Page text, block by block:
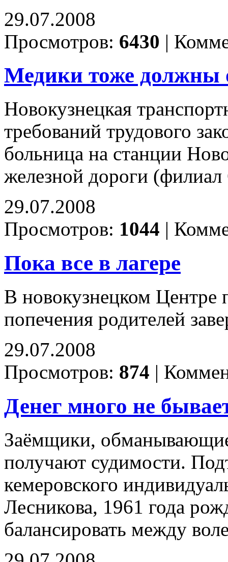
29.07.2008
Просмотров: 6430 |
Медики тоже должны
Новокузнецкая
требований трудового
больница на станции
железной дороги
29.07.2008
Просмотров: 1044 |
Пока все в лагере
В новокузнецком Центре
попечения родителей
29.07.2008
Просмотров: 874 |
Денег много не
Заёмщики,
получают судимости.
кемеровского
Лесникова, 1961 года
балансировать между